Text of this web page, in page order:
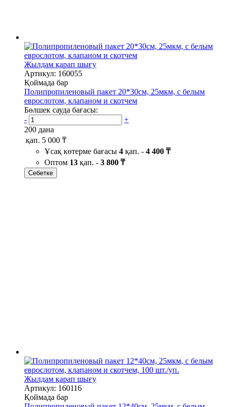
Жылдам қарап шығу
Артикул: 160055
Қоймада бар
Полипропиленовый пакет 20*30см, 25мкм, с белым
еврослотом, клапаном и скотчем
Бөлшек сауда бағасы:
-
+
200 дана
қап. 5 000 ₸
Ұсақ көтерме бағасы 4 қап. - 4 400 ₸
Оптом 13 қап. - 3 800 ₸
Себетке
Жылдам қарап шығу
Артикул: 160116
Қоймада бар